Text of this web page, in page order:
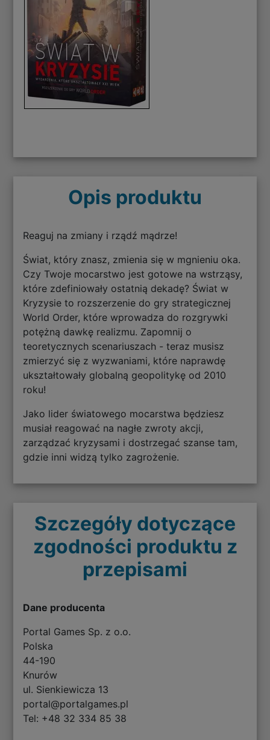
Opis produktu
Reaguj na zmiany i rządź mądrze!
Świat, który znasz, zmienia się w mgnieniu oka.
Czy Twoje mocarstwo jest gotowe na wstrząsy,
które zdefiniowały ostatnią dekadę? Świat w
Kryzysie to rozszerzenie do gry strategicznej
World Order, które wprowadza do rozgrywki
potężną dawkę realizmu. Zapomnij o
teoretycznych scenariuszach - teraz musisz
zmierzyć się z wyzwaniami, które naprawdę
ukształtowały globalną geopolitykę od 2010
roku!
Jako lider światowego mocarstwa będziesz
musiał reagować na nagłe zwroty akcji,
zarządzać kryzysami i dostrzegać szanse tam,
gdzie inni widzą tylko zagrożenie.
Szczegóły dotyczące
zgodności produktu z
przepisami
Dane producenta
Portal Games Sp. z o.o.
Polska
44-190
Knurów
ul. Sienkiewicza 13
portal@portalgames.pl
Tel: +48 32 334 85 38